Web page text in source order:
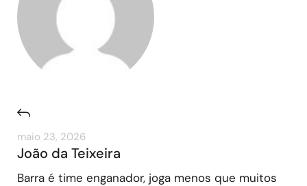
maio 23, 2026
João da Teixeira
Barra é time enganador, joga menos que muitos